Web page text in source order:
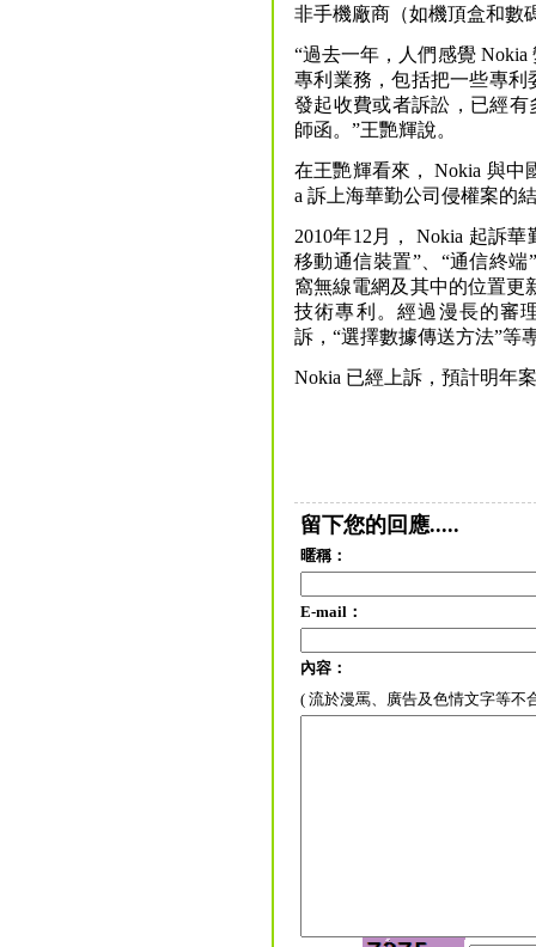
非手機廠商（如機頂盒和數
“過去一年，人們感覺
專利業務，包括把一些專
發起收費或者訴訟，已經有
師函。”王艷輝說。
在王艷輝看來， Nokia 與中
a 訴上海華勤公司侵權案的
2010年12月， Nokia 起訴
移動通信裝置”、“通信終
窩無線電網及其中的位置更
技術專利。經過漫長的審
訴，“選擇數據傳送方法”等
Nokia 已經上訴，預計明年
留下您的回應.....
暱稱：
E-mail：
內容：
( 流於漫罵、廣告及色情文字等不